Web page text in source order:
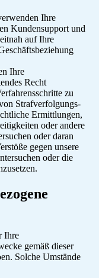
Ihre
Kundensupport und
auf Ihre
Ihre
Recht
zu
Strafverfolgungs-
Ermittlungen,
oder andere
oder daran
gegen unsere
oder die
Ihre
gemäß dieser
Solche Umstände